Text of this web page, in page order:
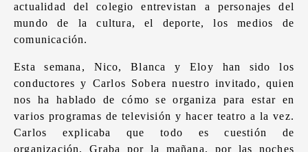
actualidad del colegio entrevistan a personajes del
mundo de la cultura, el deporte, los medios de
comunicación.
Esta semana, Nico, Blanca y Eloy han sido los
conductores y Carlos Sobera nuestro invitado, quien
nos ha hablado de cómo se organiza para estar en
varios programas de televisión y hacer teatro a la vez.
Carlos explicaba que todo es cuestión de
organización. Graba por la mañana, por las noches